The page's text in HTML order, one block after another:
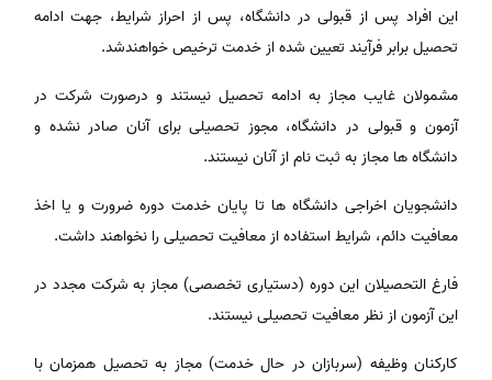
این افراد پس از قبولی در دانشگاه، پس از احراز شرایط، جهت ادامه
تحصیل برابر فرآیند تعیین شده از خدمت ترخیص خواهندشد.
مشمولان غایب مجاز به ادامه تحصیل نیستند و درصورت شرکت در
آزمون و قبولی در دانشگاه، مجوز تحصیلی برای آنان صادر نشده و
دانشگاه ها مجاز به ثبت نام از آنان نیستند.
دانشجویان اخراجی دانشگاه ها تا پایان خدمت دوره ضرورت و یا اخذ
معافیت دائم، شرایط استفاده از معافیت تحصیلی را نخواهند داشت.
فارغ التحصیلان این دوره (دستیاری تخصصی) مجاز به شرکت مجدد در
این آزمون از نظر معافیت تحصیلی نیستند.
کارکنان وظیفه (سربازان در حال خدمت) مجاز به تحصیل همزمان با